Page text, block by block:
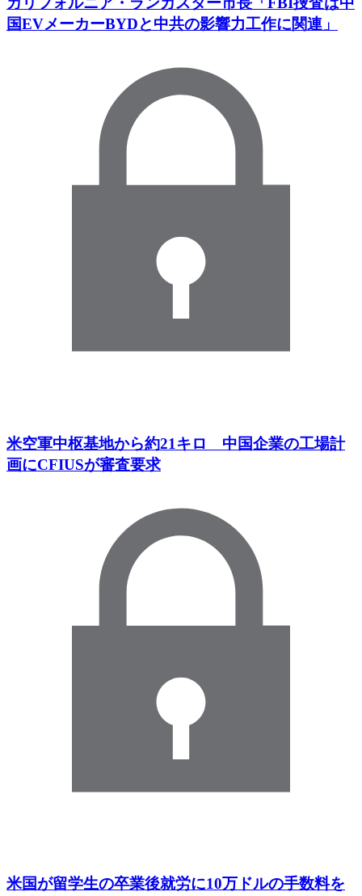
国EVメーカーBYDと中共の影響力工作に関連」
米空軍中枢基地から約21キロ 中国企業の工場計
画にCFIUSが審査要求
米国が留学生の卒業後就労に10万ドルの手数料を